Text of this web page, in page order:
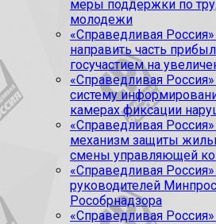
меры поддержки по
молодежи
«Справедливая
направить часть
госучастием на
«Справедливая
систему
камерах фиксации
«Справедливая
механизм защиты
смены управляющей
«Справедливая
руководителей
Рособрнадзора
«Справедливая